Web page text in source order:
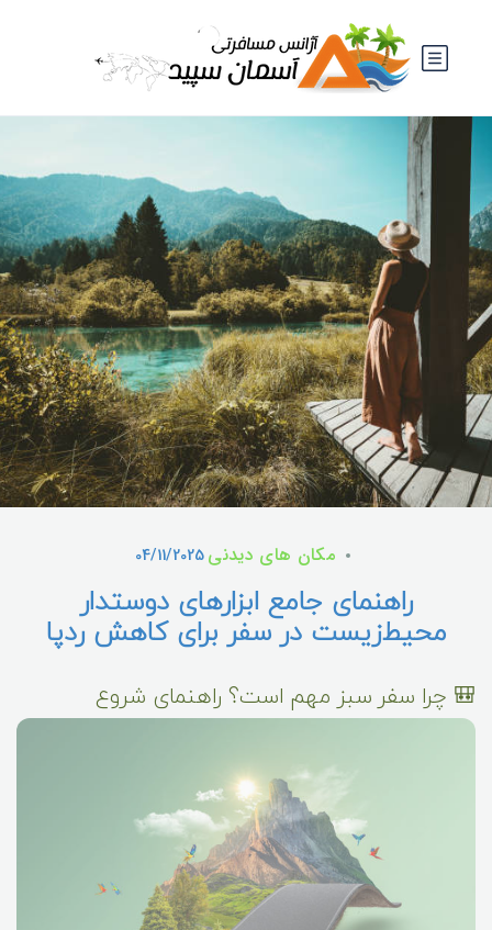
مکان های دیدنی04/11/2025
راهنمای جامع ابزارهای دوستدار
محیط‌زیست در سفر برای کاهش ردپا
🎒 چرا سفر سبز مهم است؟ راهنمای شروع